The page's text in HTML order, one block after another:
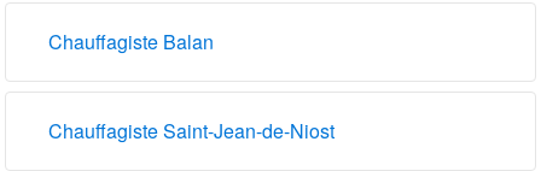
Chauffagiste Balan
Chauffagiste Saint-Jean-de-Niost